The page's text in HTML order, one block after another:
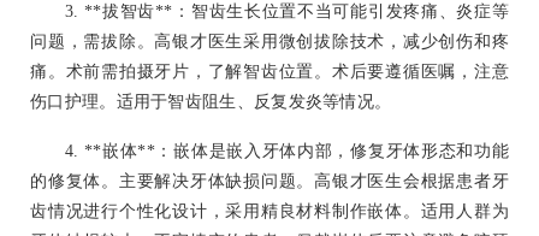
3. **拔智齿**：智齿生长位置不当可能引发疼痛、炎症等
问题，需拔除。高银才医生采用微创拔除技术，减少创伤和疼
痛。术前需拍摄牙片，了解智齿位置。术后要遵循医嘱，注意
伤口护理。适用于智齿阻生、反复发炎等情况。
4. **嵌体**：嵌体是嵌入牙体内部，修复牙体形态和功能
的修复体。主要解决牙体缺损问题。高银才医生会根据患者牙
齿情况进行个性化设计，采用精良材料制作嵌体。适用人群为